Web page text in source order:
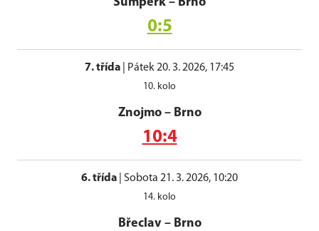
0:5
7. třída Pátek 20. 3. 2026, 17:45
10. kolo
Znojmo– Brno
10:4
6. třída Sobota 21. 3. 2026, 10:20
14. kolo
Břeclav– Brno